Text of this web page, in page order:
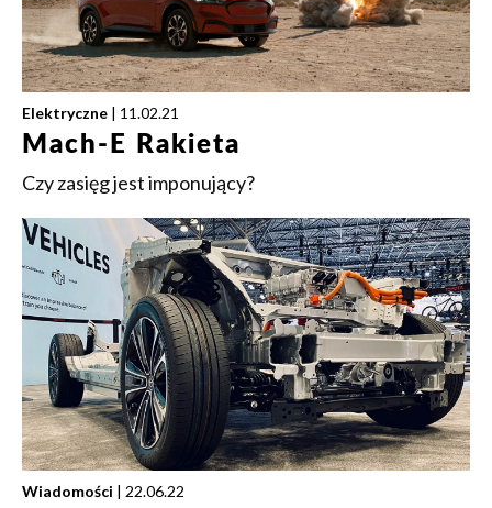
Elektryczne | 11.02.21
Mach-E Rakieta
Czy zasięg jest imponujący?
Wiadomości | 22.06.22